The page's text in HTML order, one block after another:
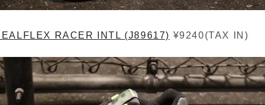
RACER INTL (J89617) ¥9240(TAX IN)